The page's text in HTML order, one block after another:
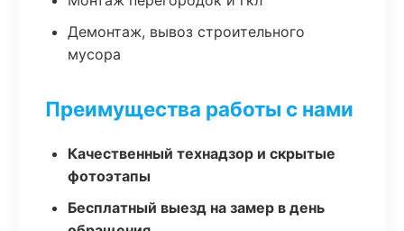
Демонтаж, вывоз строительного
мусора
Преимущества работы с нами
Качественный технадзор и скрытые
фотоэтапы
Бесплатный выезд на замер в день